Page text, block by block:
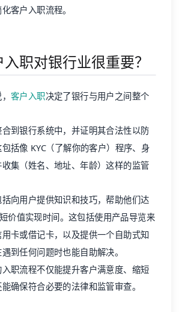
客户入职流程。
职对银行业很重要？
，客户入职决定了银行与用户之间整个
到银行系统中，并证明其合法性以防
括像 KYC（了解你的客户）程序、身
集（姓名、地址、年龄）这样的监管
向用户提供知识和技巧，帮助他们达
价值实现时间。这包括使用产品导览来
卡或借记卡，以及提供一个自助式知
到任何问题时也能自助解决。
职流程不仅能提升客户满意度、缩短
确保符合必要的法律和监管审查。